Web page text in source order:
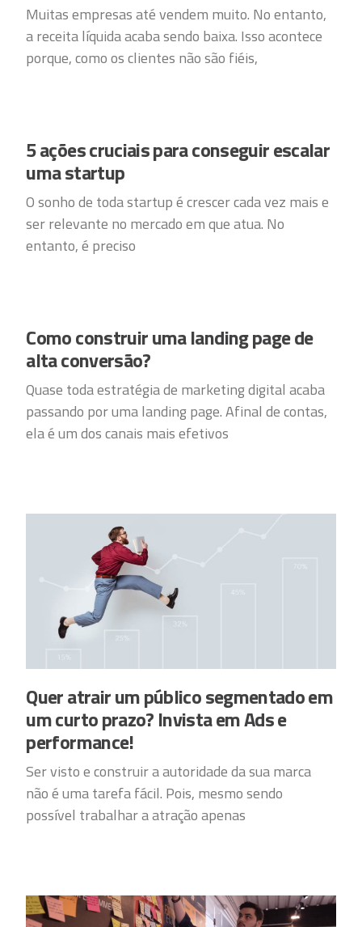
Muitas empresas até vendem muito. No entanto,
a receita líquida acaba sendo baixa. Isso acontece
porque, como os clientes não são fiéis,
5 ações cruciais para conseguir escalar
uma startup
O sonho de toda startup é crescer cada vez mais e
ser relevante no mercado em que atua. No
entanto, é preciso
Como construir uma landing page de
alta conversão?
Quase toda estratégia de marketing digital acaba
passando por uma landing page. Afinal de contas,
ela é um dos canais mais efetivos
Quer atrair um público segmentado em
um curto prazo? Invista em Ads e
performance!
Ser visto e construir a autoridade da sua marca
não é uma tarefa fácil. Pois, mesmo sendo
possível trabalhar a atração apenas